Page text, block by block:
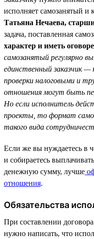
исполняет самозанятый и
Татьяна Нечаева,
задача, поставленная
характер и иметь
самозанятый регулярно
единственный заказчик
проверки налоговыми и
отношения могут быть
Но если исполнитель
проекты, то формат
такого вида
Если же вы нуждаетесь в
и собираетесь
денежную сумму, лучше
отношения.
Обязательства
При составлении
нужно написать, что